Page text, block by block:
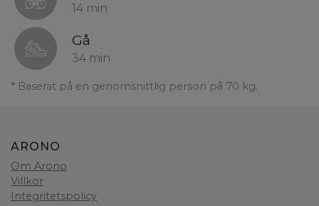
14 min
Gå
34 min
* Baserat på en genomsnittlig person på 70 kg.
ARONO
Om Arono
Villkor
Integritetspolicy